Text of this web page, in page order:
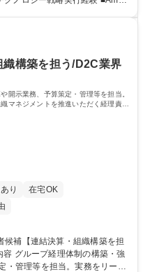
ディレクション、ナレッジ共
やチームマネジメント経験 ■
んだ推進力 学歴・資格
語学力： 資格：
構築を担う/D2C業界
開示業務、予算策定・管理等を担当。
マネジメントを推進いただく経理責任
り
在宅OK
・管理等を担当。実務をリード